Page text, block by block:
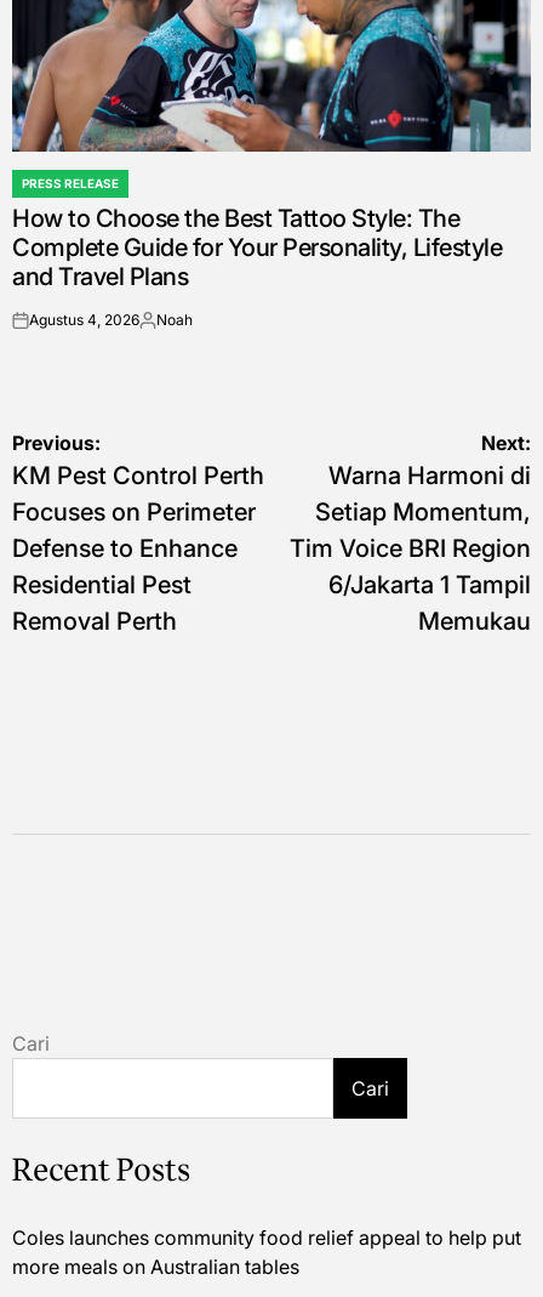
POSTED
IN
PRESS RELEASE
How to Choose the Best Tattoo Style: The
Complete Guide for Your Personality, Lifestyle
and Travel Plans
onAgustus 4, 2026Posted
Noah
Navigasi
pos
Previous:
KM Pest Control Perth
Focuses on Perimeter
Defense to Enhance
Residential Pest
Removal Perth
Next:
Warna Harmoni di
Setiap Momentum,
Tim Voice BRI Region
6/Jakarta 1 Tampil
Memukau
Cari
Cari
Recent Posts
Coles launches community food relief appeal to help put
more meals on Australian tables